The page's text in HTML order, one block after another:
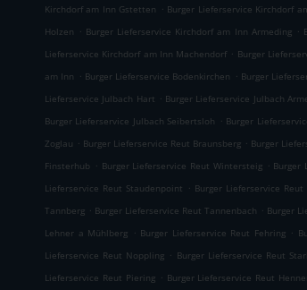
Kirchdorf am Inn Gstetten . Burger Lieferservice Kirchdorf
Holzen . Burger Lieferservice Kirchdorf am Inn Armeding .
Lieferservice Kirchdorf am Inn Machendorf . Burger
am Inn . Burger Lieferservice Bodenkirchen . Burger
Lieferservice Julbach Hart . Burger Lieferservice Julbach
Burger Lieferservice Julbach Seibertsloh . Burger
Zoglau . Burger Lieferservice Reut Braunsberg . Burger
Finsterhub . Burger Lieferservice Reut Wintersteig . Burger
Lieferservice Reut Staudenpoint . Burger Lieferservice Reut
Tannberg . Burger Lieferservice Reut Tannenbach . Burger
Lehner a Mühlberg . Burger Lieferservice Reut Fehring .
Lieferservice Reut Noppling . Burger Lieferservice Reut
Lieferservice Reut Piering . Burger Lieferservice Reut